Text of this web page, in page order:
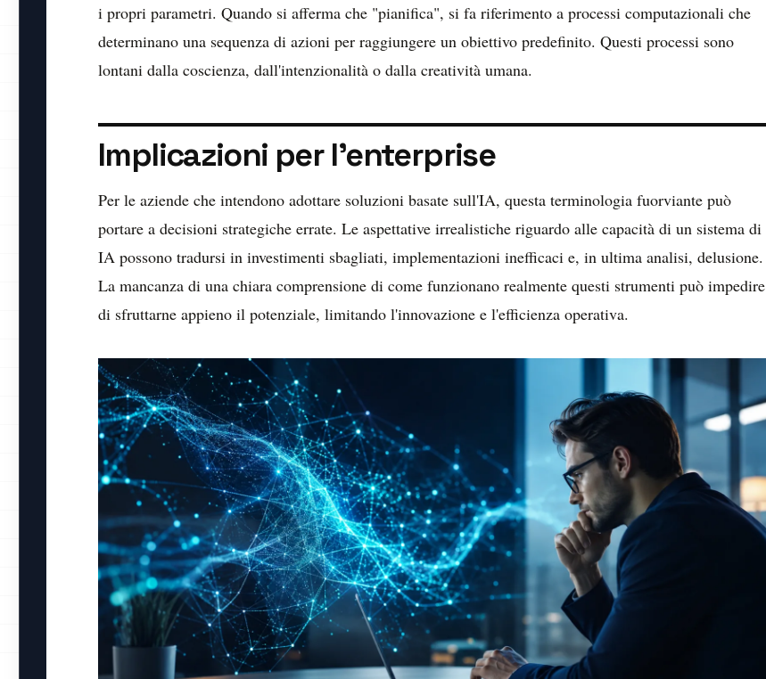
i propri parametri. Quando si afferma che "pianifica", si fa riferimento a processi computazionali che
determinano una sequenza di azioni per raggiungere un obiettivo predefinito. Questi processi sono
lontani dalla coscienza, dall'intenzionalità o dalla creatività umana.
Implicazioni per l'enterprise
Per le aziende che intendono adottare soluzioni basate sull'IA, questa terminologia fuorviante può
portare a decisioni strategiche errate. Le aspettative irrealistiche riguardo alle capacità di un sistema di
IA possono tradursi in investimenti sbagliati, implementazioni inefficaci e, in ultima analisi, delusione.
La mancanza di una chiara comprensione di come funzionano realmente questi strumenti può impedire
di sfruttarne appieno il potenziale, limitando l'innovazione e l'efficienza operativa.